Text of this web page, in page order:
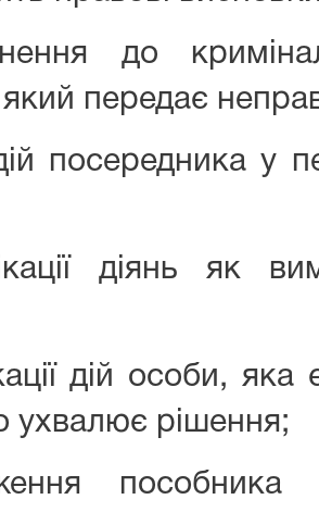
до
передає
посередника у
діянь як
дій особи,
ухвалює рішення;
пособника